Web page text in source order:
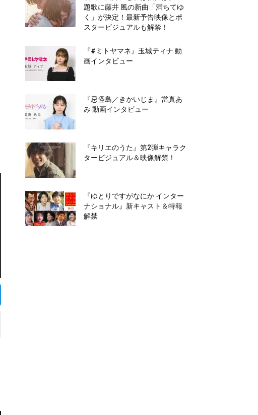
題歌に藤井 風の新曲「満ちてゆ
く」が決定！最新予告映像とポ
スタービジュアルも解禁！
『#ミトヤマネ』玉城ティナ 動
画インタビュー
『忌怪島／きかいじま』當真あ
み 動画インタビュー
『キリエのうた』第2弾キャラク
タービジュアル＆映像解禁！
『ゆとりですがなにか インター
ナショナル』新キャスト＆特報
解禁